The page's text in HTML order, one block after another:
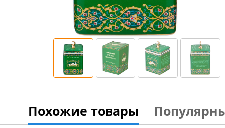
Похожие товары